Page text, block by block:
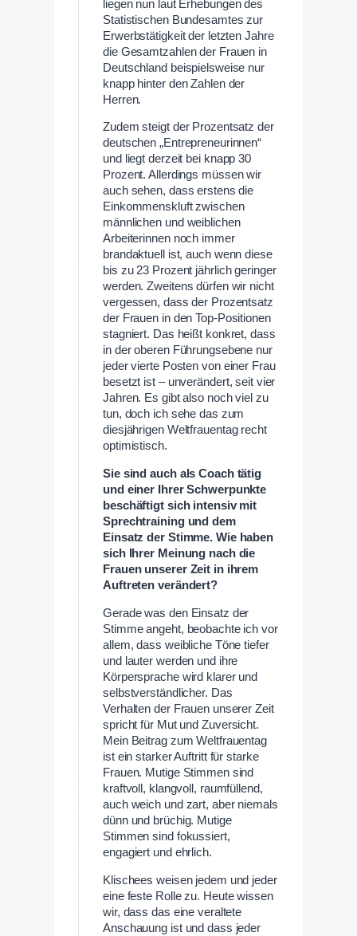
liegen nun laut Erhebungen des
Statistischen Bundesamtes zur
Erwerbstätigkeit der letzten Jahre
die Gesamtzahlen der Frauen in
Deutschland beispielsweise nur
knapp hinter den Zahlen der
Herren.
Zudem steigt der Prozentsatz der
deutschen „Entrepreneurinnen“
und liegt derzeit bei knapp 30
Prozent. Allerdings müssen wir
auch sehen, dass erstens die
Einkommenskluft zwischen
männlichen und weiblichen
Arbeiterinnen noch immer
brandaktuell ist, auch wenn diese
bis zu 23 Prozent jährlich geringer
werden. Zweitens dürfen wir nicht
vergessen, dass der Prozentsatz
der Frauen in den Top-Positionen
stagniert. Das heißt konkret, dass
in der oberen Führungsebene nur
jeder vierte Posten von einer Frau
besetzt ist – unverändert, seit vier
Jahren. Es gibt also noch viel zu
tun, doch ich sehe das zum
diesjährigen Weltfrauentag recht
optimistisch.
Sie sind auch als Coach tätig
und einer Ihrer Schwerpunkte
beschäftigt sich intensiv mit
Sprechtraining und dem
Einsatz der Stimme. Wie haben
sich Ihrer Meinung nach die
Frauen unserer Zeit in ihrem
Auftreten verändert?
Gerade was den Einsatz der
Stimme angeht, beobachte ich vor
allem, dass weibliche Töne tiefer
und lauter werden und ihre
Körpersprache wird klarer und
selbstverständlicher. Das
Verhalten der Frauen unserer Zeit
spricht für Mut und Zuversicht.
Mein Beitrag zum Weltfrauentag
ist ein starker Auftritt für starke
Frauen. Mutige Stimmen sind
kraftvoll, klangvoll, raumfüllend,
auch weich und zart, aber niemals
dünn und brüchig. Mutige
Stimmen sind fokussiert,
engagiert und ehrlich.
Klischees weisen jedem und jeder
eine feste Rolle zu. Heute wissen
wir, dass das eine veraltete
Anschauung ist und dass jeder